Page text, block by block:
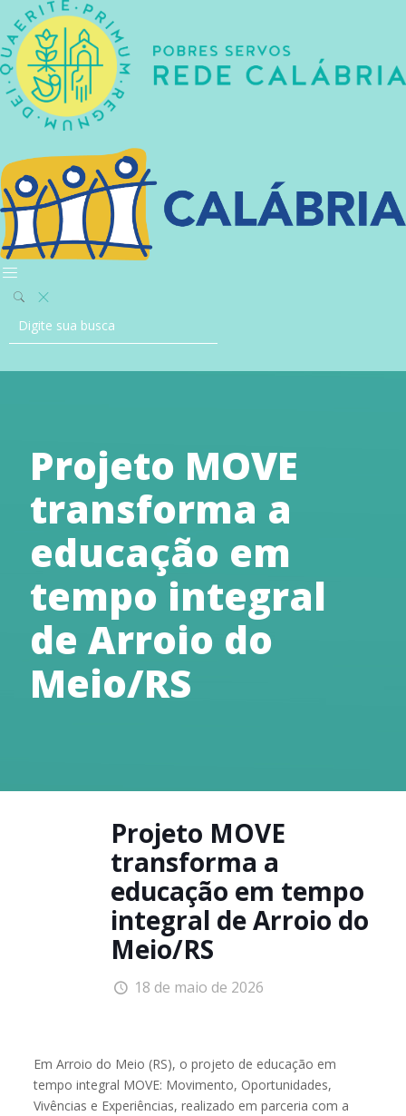
Projeto MOVE
transforma a
educação em
tempo integral
de Arroio do
Meio/RS
Projeto MOVE
transforma a
educação em tempo
integral de Arroio do
Meio/RS
18 de maio de 2026
Em Arroio do Meio (RS), o projeto de educação em
tempo integral MOVE: Movimento, Oportunidades,
Vivências e Experiências, realizado em parceria com a